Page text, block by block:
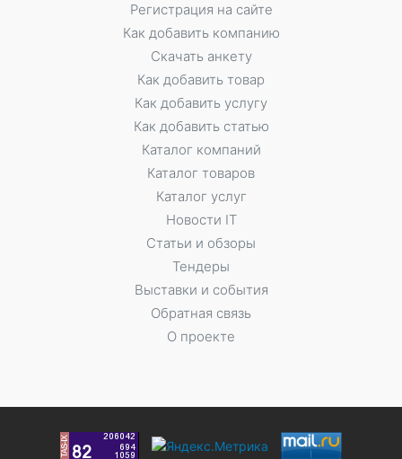
Регистрация на сайте
Как добавить компанию
Скачать анкету
Как добавить товар
Как добавить услугу
Как добавить статью
Каталог компаний
Каталог товаров
Каталог услуг
Новости IT
Статьи и обзоры
Тендеры
Выставки и события
Обратная связь
О проекте